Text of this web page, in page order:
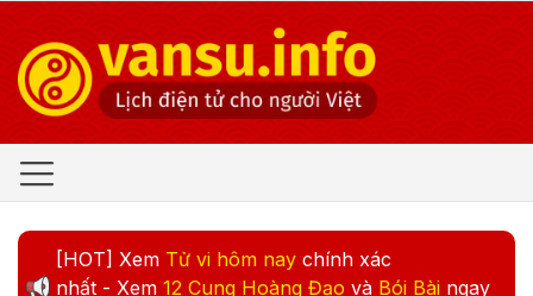
[HOT] Xem Tử vi hôm nay chính xác
nhất - Xem 12 Cung Hoàng Đạo và Bói Bài ngay